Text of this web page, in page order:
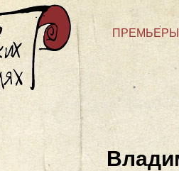
ПРЕМЬЕРЫ